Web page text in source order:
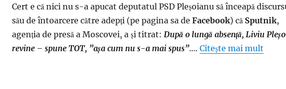
Cert e că nici nu s-a apucat deputatul PSD Pleşoianu să înceapă
său de întoarcere către adepţi (pe pagina sa de Facebook) căSputnik,
agenţia de presă a Moscovei, a şi titrat: După o lungă absență, Liviu
revine – spune TOT, ”așa cum nu s-a mai spus”.… Citește mai mult